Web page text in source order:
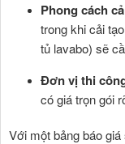
Phong cách
trong khi cải
tủ lavabo) sẽ
Đơn vị thi
có giá trọn gói
Với một bảng báo